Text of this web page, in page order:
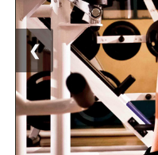
Alimentação
Treino
Saúde
Ensaios
Concursos
❮